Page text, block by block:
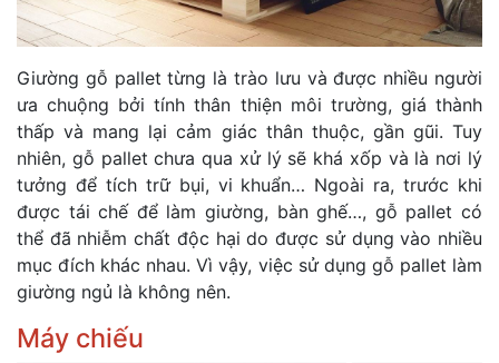
Giường gỗ pallet từng là trào lưu và được nhiều người
ưa chuộng bởi tính thân thiện môi trường, giá thành
thấp và mang lại cảm giác thân thuộc, gần gũi. Tuy
nhiên, gỗ pallet chưa qua xử lý sẽ khá xốp và là nơi lý
tưởng để tích trữ bụi, vi khuẩn… Ngoài ra, trước khi
được tái chế để làm giường, bàn ghế…, gỗ pallet có
thể đã nhiễm chất độc hại do được sử dụng vào nhiều
mục đích khác nhau. Vì vậy, việc sử dụng gỗ pallet làm
giường ngủ là không nên.
Máy chiếu